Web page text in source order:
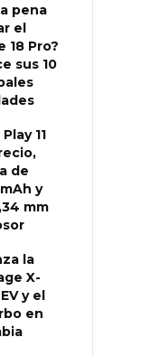
pena
el
18 Pro?
sus 10
11
de
y
mm
la
X-
y el
en